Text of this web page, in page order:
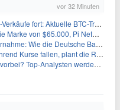
vor 32 Minuten
fort: Aktuelle BTC-Transaktionen
Pi Network gewinnt an Unterstützung
Bank im Schatten zum großen Gewinner wird
fallen, plant die Regierung die Steuer-Bombe
optimistisch, aber die Geschichte sagt etwas anderes